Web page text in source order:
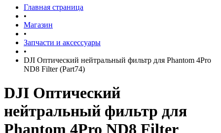
Главная страница
•
Магазин
•
Запчасти и аксессуары
•
DJI Оптический нейтральный фильтр для Phantom 4Pro
ND8 Filter (Part74)
DJI Оптический
нейтральный фильтр для
Phantom 4Pro ND8 Filter